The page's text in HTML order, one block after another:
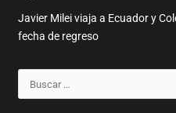
Javier Milei viaja a Ecuador y
fecha de regreso